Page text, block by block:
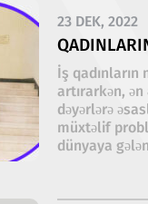
23 DEK, 2022
İş qadınların
artırarkən,
dəyərlərə
müxtəlif
dünyaya